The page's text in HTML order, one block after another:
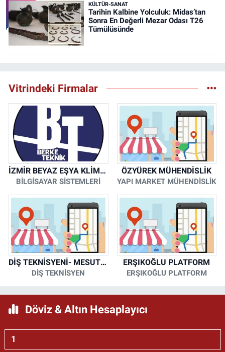
KÜLTÜR-SANAT
Tarihin Kalbine Yolculuk: Midas’tan
Sonra En Değerli Mezar Odası T26
Tümülüsünde
Vitrindeki Firmalar
İZMİR BEYAZ EŞYA KLİMA KOMBİ SERVİSİ
BİLGİSAYAR SİSTEMLERİ
ÖZYÜREK MÜHENDİSLİK
YAPI MARKET MÜHENDİSLİK
DİŞ TEKNİSYENİ- MESUT KORKMAZ
DİŞ TEKNİSYEN
ERŞIKOĞLU PLATFORM
ERŞIKOĞLU PLATFORM
Döviz & Altın Hesaplayıcı